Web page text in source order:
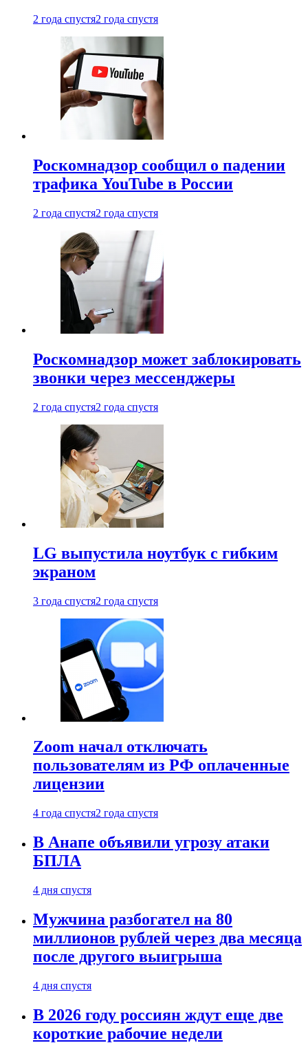
2 года спустя2 года спустя
Роскомнадзор сообщил о падении
трафика YouTube в России
2 года спустя2 года спустя
Роскомнадзор может заблокировать
звонки через мессенджеры
2 года спустя2 года спустя
LG выпустила ноутбук с гибким
экраном
3 года спустя2 года спустя
Zoom начал отключать
пользователям из РФ оплаченные
лицензии
4 года спустя2 года спустя
В Анапе объявили угрозу атаки
БПЛА
4 дня спустя
Мужчина разбогател на 80
миллионов рублей через два месяца
после другого выигрыша
4 дня спустя
В 2026 году россиян ждут еще две
короткие рабочие недели